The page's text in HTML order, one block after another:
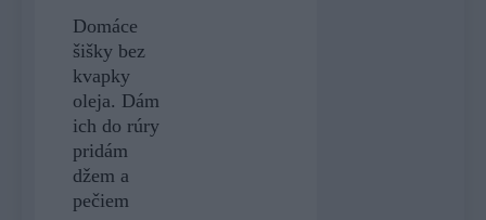
Domáce
šišky bez
kvapky
oleja. Dám
ich do rúry
pridám
džem a
pečiem